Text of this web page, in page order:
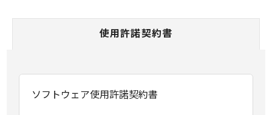
使用許諾契約書
ソフトウェア使用許諾契約書